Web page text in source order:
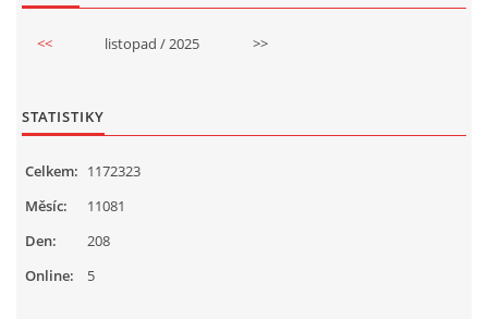
<< listopad / 2025 >>
STATISTIKY
Online: 5
Celkem: 1172323
Měsíc:
11081
Den:
208